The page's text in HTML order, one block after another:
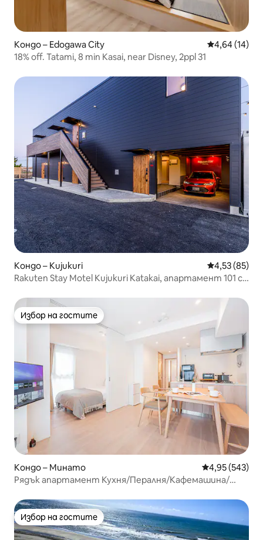
Кондо – Edogawa City Средна
4,64 (14)
18% off. Tatami, 8 min Kasai, near Disney, 2ppl 31
Кондо – Kujukuri Средна
4,53 (85)
Rakuten Stay Motel Kujukuri Katakai, апартамент 101 с 2
Избор на гостите
Избор на гостите
Кондо – Минато Средна
4,95 (543)
Рядък апартамент Кухня/Пералня/Кафемашина/
Токио Айрън Тауър, 1 спалня Луксозен апартамент
702
Избор на гостите
Избор на гостите